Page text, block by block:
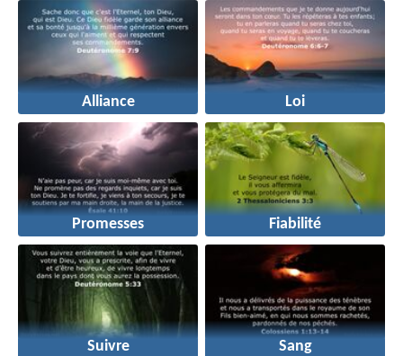
Alliance Loi
Promesses Fiabilité
Suivre Sang